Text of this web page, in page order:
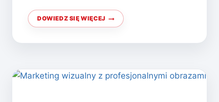
DOWIEDZ SIĘ WIĘCEJ
MARKETING
Z